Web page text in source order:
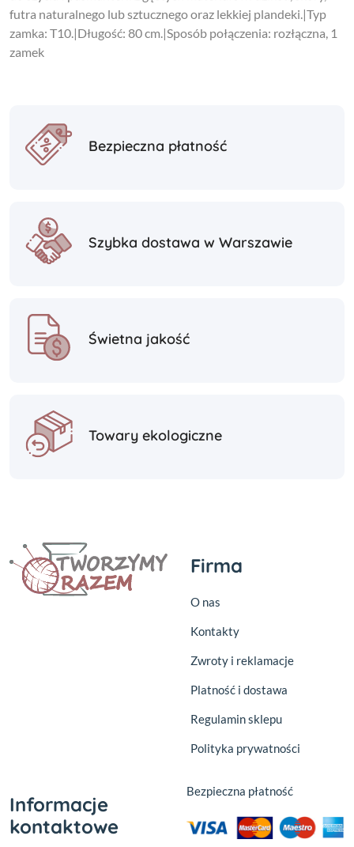
futra naturalnego lub sztucznego oraz lekkiej plandeki.|Typ
zamka: T10.|Długość: 80 cm.|Sposób połączenia: rozłączna, 1
zamek
Bezpieczna płatność
Szybka dostawa w Warszawie
Świetna jakość
Towary ekologiczne
Firma
O nas
Kontakty
Zwroty i reklamacje
Platność i dostawa
Regulamin sklepu
Polityka prywatności
Informacje
kontaktowe
Bezpieczna płatność